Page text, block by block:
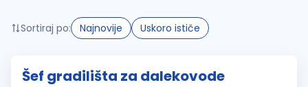
Sortiraj po: Najnovije Uskoro ističe
Šef gradilišta za dalekovode